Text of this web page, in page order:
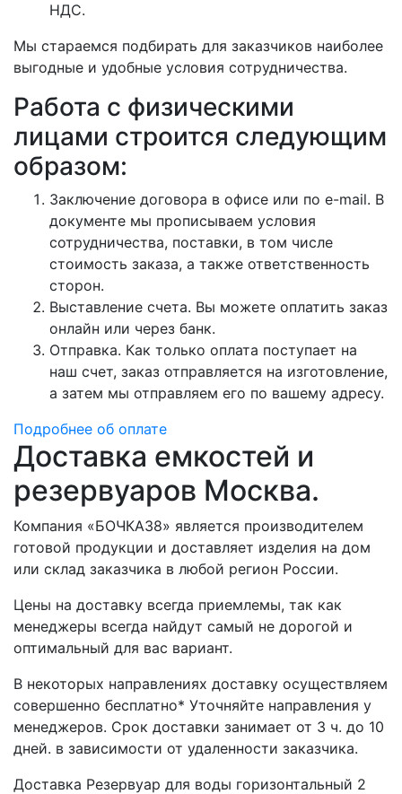
НДС.
Мы стараемся подбирать для заказчиков наиболее
выгодные и удобные условия сотрудничества.
Работа с физическими
лицами строится следующим
образом:
Заключение договора в офисе или по e-mail. В
документе мы прописываем условия
сотрудничества, поставки, в том числе
стоимость заказа, а также ответственность
сторон.
Выставление счета. Вы можете оплатить заказ
онлайн или через банк.
Отправка. Как только оплата поступает на
наш счет, заказ отправляется на изготовление,
а затем мы отправляем его по вашему адресу.
Подробнее об оплате
Доставка емкостей и
резервуаров Москва.
Компания «БОЧКА38» является производителем
готовой продукции и доставляет изделия на дом
или склад заказчика в любой регион России.
Цены на доставку всегда приемлемы, так как
менеджеры всегда найдут самый не дорогой и
оптимальный для вас вариант.
В некоторых направлениях доставку осуществляем
совершенно бесплатно* Уточняйте направления у
менеджеров. Срок доставки занимает от 3 ч. до 10
дней. в зависимости от удаленности заказчика.
Доставка Резервуар для воды горизонтальный 2